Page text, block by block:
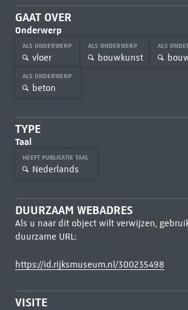
GAAT OVER
Onderwerp
ALS ONDERWERP
vloer
ALS ONDERWERP
bouwkunst
ALS
ALS ONDERWERP
beton
TYPE
Taal
HEEFT PUBLICATIE TAAL
Nederlands
DUURZAAM WEBADRES
Als u naar dit object wilt verwijzen,
duurzame URL:
https://id.rijksmuseum.nl/300235498
VISITE